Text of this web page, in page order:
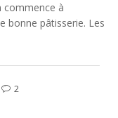
commence à
bonne pâtisserie. Les
2